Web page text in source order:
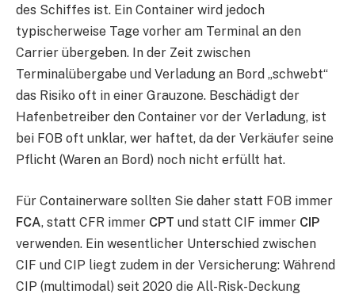
des Schiffes ist. Ein Container wird jedoch
typischerweise Tage vorher am Terminal an den
Carrier übergeben. In der Zeit zwischen
Terminalübergabe und Verladung an Bord „schwebt“
das Risiko oft in einer Grauzone. Beschädigt der
Hafenbetreiber den Container vor der Verladung, ist
bei FOB oft unklar, wer haftet, da der Verkäufer seine
Pflicht (Waren an Bord) noch nicht erfüllt hat.
Für Containerware sollten Sie daher statt FOB immer
FCA, statt CFR immer CPT und statt CIF immer CIP
verwenden. Ein wesentlicher Unterschied zwischen
CIF und CIP liegt zudem in der Versicherung: Während
CIP (multimodal) seit 2020 die All-Risk-Deckung